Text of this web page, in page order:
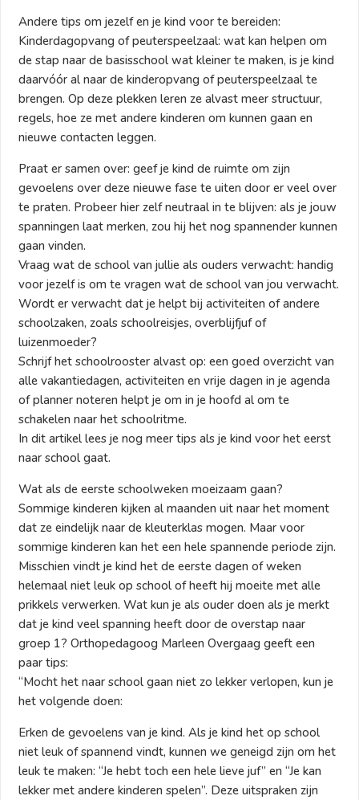
Andere tips om jezelf en je kind voor te bereiden:
Kinderdagopvang of peuterspeelzaal: wat kan helpen om
de stap naar de basisschool wat kleiner te maken, is je kind
daarvóór al naar de kinderopvang of peuterspeelzaal te
brengen. Op deze plekken leren ze alvast meer structuur,
regels, hoe ze met andere kinderen om kunnen gaan en
nieuwe contacten leggen.
Praat er samen over: geef je kind de ruimte om zijn
gevoelens over deze nieuwe fase te uiten door er veel over
te praten. Probeer hier zelf neutraal in te blijven: als je jouw
spanningen laat merken, zou hij het nog spannender kunnen
gaan vinden.
Vraag wat de school van jullie als ouders verwacht: handig
voor jezelf is om te vragen wat de school van jou verwacht.
Wordt er verwacht dat je helpt bij activiteiten of andere
schoolzaken, zoals schoolreisjes, overblijfjuf of
luizenmoeder?
Schrijf het schoolrooster alvast op: een goed overzicht van
alle vakantiedagen, activiteiten en vrije dagen in je agenda
of planner noteren helpt je om in je hoofd al om te
schakelen naar het schoolritme.
In dit artikel lees je nog meer tips als je kind voor het eerst
naar school gaat.
Wat als de eerste schoolweken moeizaam gaan?
Sommige kinderen kijken al maanden uit naar het moment
dat ze eindelijk naar de kleuterklas mogen. Maar voor
sommige kinderen kan het een hele spannende periode zijn.
Misschien vindt je kind het de eerste dagen of weken
helemaal niet leuk op school of heeft hij moeite met alle
prikkels verwerken. Wat kun je als ouder doen als je merkt
dat je kind veel spanning heeft door de overstap naar
groep 1? Orthopedagoog Marleen Overgaag geeft een
paar tips:
“Mocht het naar school gaan niet zo lekker verlopen, kun je
het volgende doen:
Erken de gevoelens van je kind. Als je kind het op school
niet leuk of spannend vindt, kunnen we geneigd zijn om het
leuk te maken: “Je hebt toch een hele lieve juf” en “Je kan
lekker met andere kinderen spelen”. Deze uitspraken zijn